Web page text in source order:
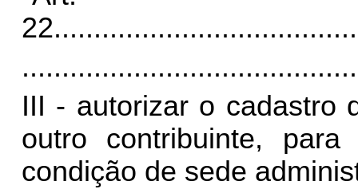
22.
III - autorizar o cadastro
outro contribuinte,
condição de sede